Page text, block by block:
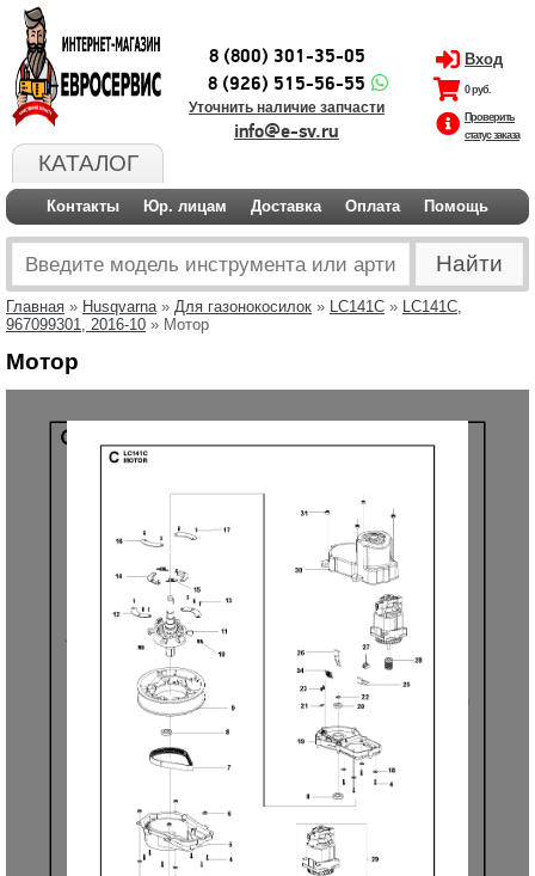
КАТАЛОГ
8 (800) 301-35-05
8 (926) 515-56-55
Уточнить наличие запчасти
info@e-sv.ru
Вход
0 руб.
Проверить
статус заказа
Контакты Юр. лицам Доставка Оплата Помощь
Главная » Husqvarna» Для газонокосилок » LC141C » LC141C,
967099301, 2016-10 » Мотор
Мотор